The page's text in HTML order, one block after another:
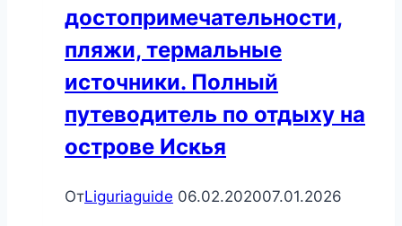
острову
Капри
достопримечательности,
пляжи, термальные
источники. Полный
путеводитель по отдыху на
острове Искья
ОтLiguriaguide 06.02.202007.01.2026